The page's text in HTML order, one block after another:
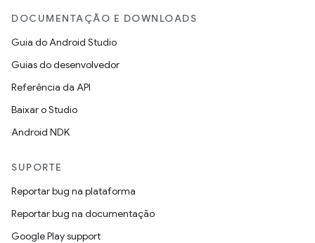
DOCUMENTAÇÃO E DOWNLOADS
Guia do Android Studio
Guias do desenvolvedor
Referência da API
Baixar o Studio
Android NDK
SUPORTE
Reportar bug na plataforma
Reportar bug na documentação
Google Play support